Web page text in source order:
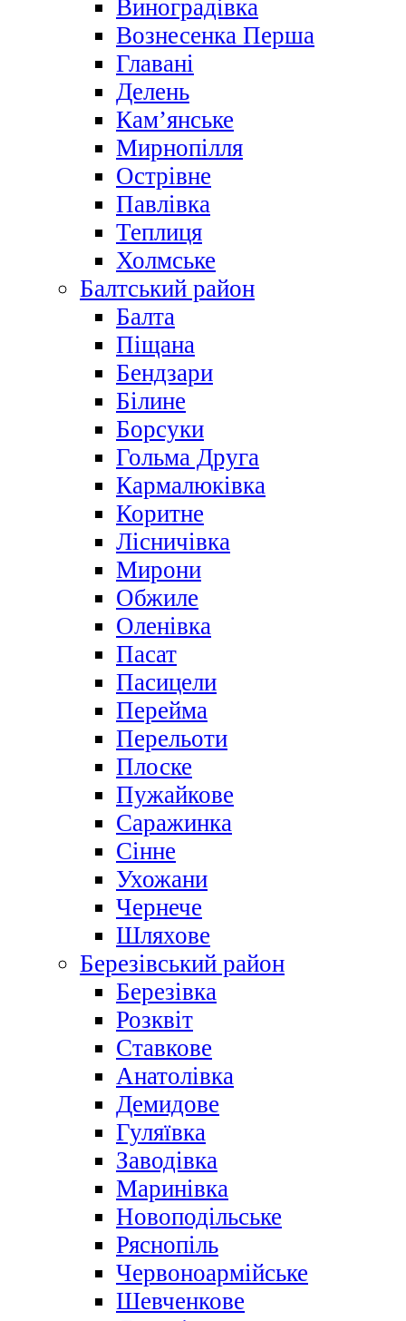
Виноградівка
Вознесенка Перша
Главані
Делень
Кам’янське
Мирнопілля
Острівне
Павлівка
Теплиця
Холмське
Балтський район
Балта
Піщана
Бендзари
Білине
Борсуки
Гольма Друга
Кармалюківка
Коритне
Лісничівка
Мирони
Обжиле
Оленівка
Пасат
Пасицели
Перейма
Перельоти
Плоске
Пужайкове
Саражинка
Сінне
Ухожани
Чернече
Шляхове
Березівський район
Березівка
Розквіт
Ставкове
Анатолівка
Демидове
Гуляївка
Заводівка
Маринівка
Новоподільське
Ряснопіль
Червоноармійське
Шевченкове